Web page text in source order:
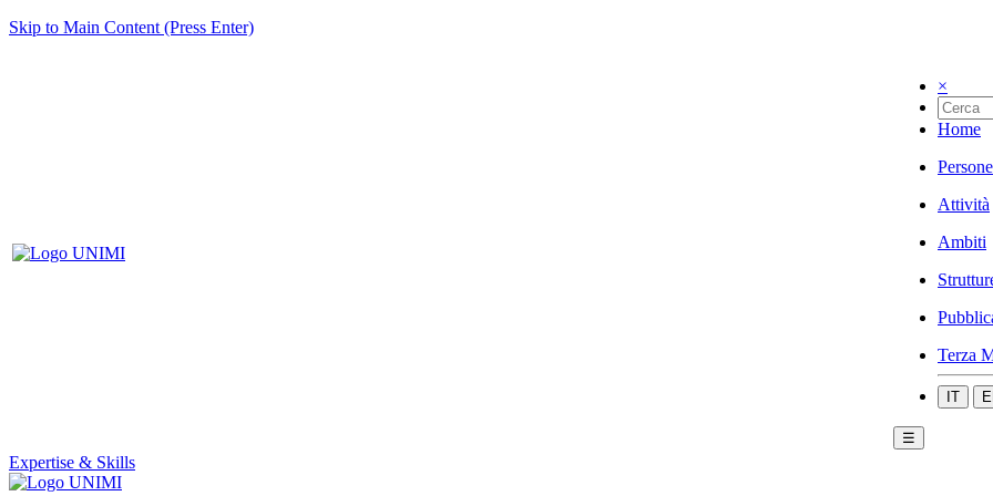
Skip to Main Content (Press Enter)
×
Home
Persone
Attività
Ambiti
Terza
IT
☰
Expertise & Skills